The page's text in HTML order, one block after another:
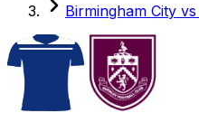
Birmingham City